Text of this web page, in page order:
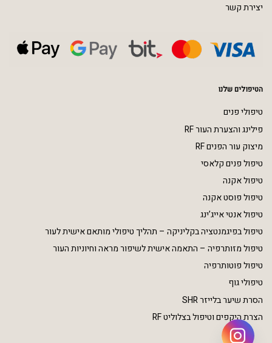
יצירת קשר
הטיפולים שלנו
טיפולי פנים
פילינג והצערת העור RF
מיצוק עור הפנים RF
טיפול פנים קלאסי
טיפול אקנה
טיפול פוסט אקנה
טיפול אנטי אייג’ינג
טיפול בפיגמנטציה בקליניקה – תהליך טיפולי מותאם אישית לעור
טיפול מזותרפיה – התאמה אישית לשיפור מראה וחיוניות העור
טיפול פוטותרפיה
טיפולי גוף
הסרת שיער בלייזר SHR
הצרת היקפים וטיפול בצלוליט RF